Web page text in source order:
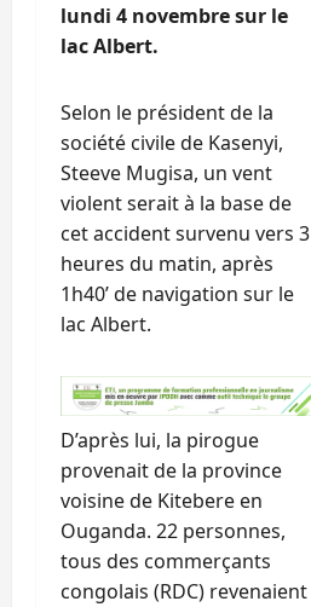
lundi 4 novembre sur le
lac Albert.
Selon le président de la
société civile de Kasenyi,
Steeve Mugisa, un vent
violent serait à la base de
cet accident survenu vers 3
heures du matin, après
1h40’ de navigation sur le
lac Albert.
D’après lui, la pirogue
provenait de la province
voisine de Kitebere en
Ouganda. 22 personnes,
tous des commerçants
congolais (RDC) revenaient